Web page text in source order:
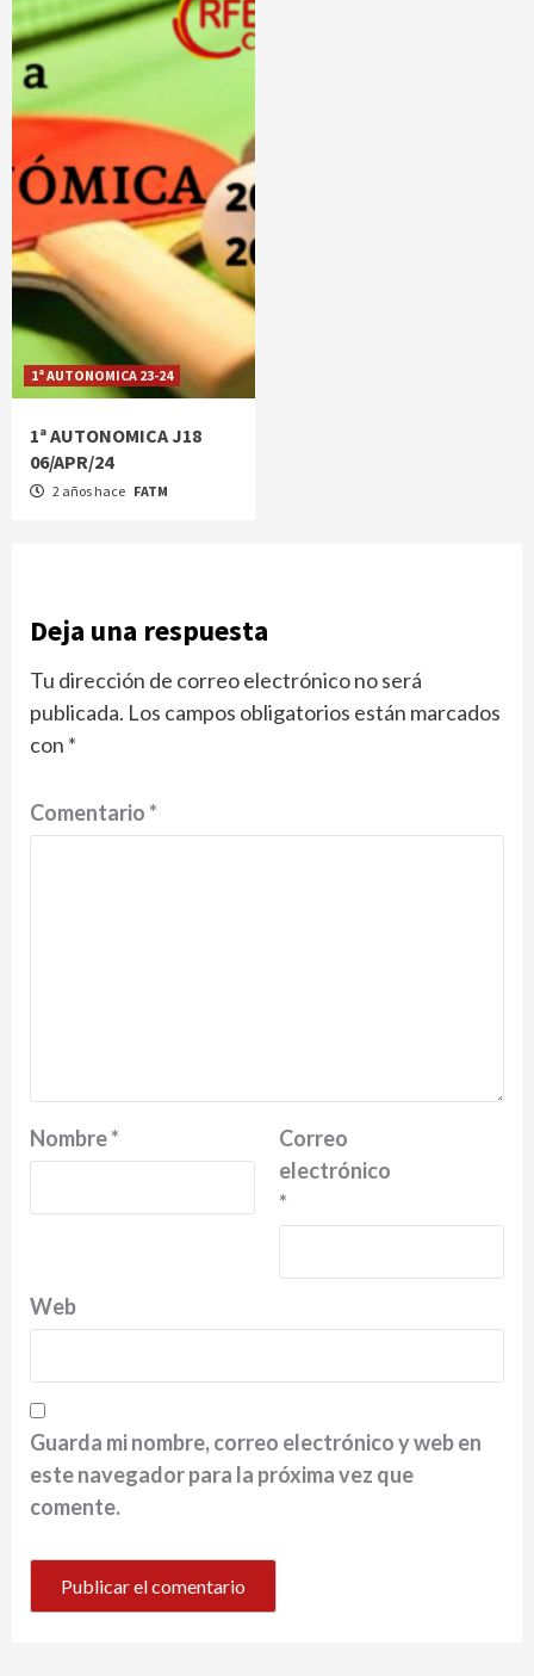
1ª AUTONOMICA 23-24
1ª AUTONOMICA J18
06/APR/24
2 años hace FATM
Deja una respuesta
Tu dirección de correo electrónico no ser
publicada. Los campos obligatorios están marcados
con *
Comentario*
Nombre*
Correo
electrónico
*
Web
Guarda mi nombre, correo electrónico y web en
este navegador para la próxima vez que
comente.